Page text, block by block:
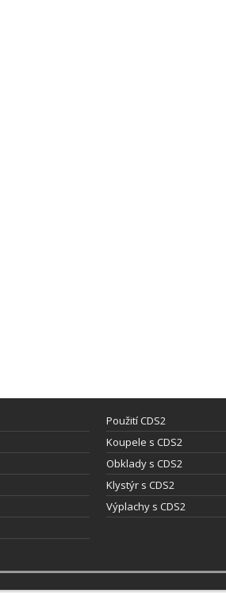
Použití CDS2
Koupele s CDS2
Obklady s CDS2
Klystýr s CDS2
Výplachy s CDS2